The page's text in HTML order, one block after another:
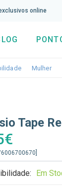
online
dropdownToggle
Mulher
de desconto
Tape
Em